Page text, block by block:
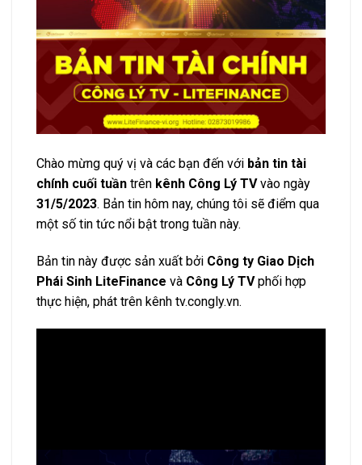
Chào mừng quý vị và các bạn đến với bản tin tài
chính cuối tuần trên kênh Công Lý TVvào ngày
31/5/2023. Bản tin hôm nay, chúng tôi sẽ điểm qua
một số tin tức nổi bật trong tuần này.
Bản tin này được sản xuất bởi Công ty Giao Dịch
Phái Sinh LiteFinance và Công Lý TVphối hợp
thực hiện, phát trên kênh tv.congly.vn.